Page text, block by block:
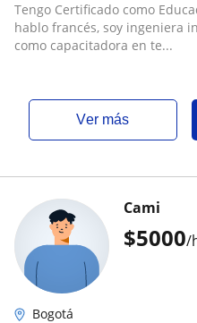
Tengo Certificado como
hablo francés, soy ingeniera
como capacitadora en te...
ver más
$5000/
Cami
Bogotá